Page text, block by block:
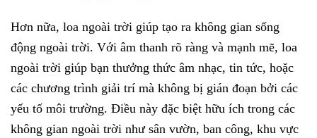
Hơn nữa, loa ngoài trời giúp tạo ra không gian sống
động ngoài trời. Với âm thanh rõ ràng và mạnh mẽ, loa
ngoài trời giúp bạn thưởng thức âm nhạc, tin tức, hoặc
các chương trình giải trí mà không bị gián đoạn bởi các
yếu tố môi trường. Điều này đặc biệt hữu ích trong các
không gian ngoài trời như sân vườn, ban công, khu vực